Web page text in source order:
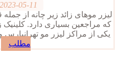
2023-05-11
لیزر موهای زائد زیر چانه از
که مراجعین بسیاری دارد. کلینیک
یکی از مراکز لیزر مو تهرانپارس
مطلب